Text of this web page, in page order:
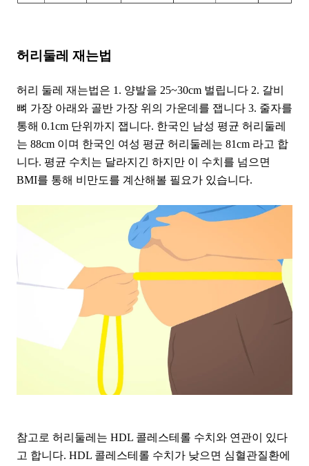
허리둘레 재는법
허리 둘레 재는법은 1. 양발을 25~30cm 벌립니다 2. 갈비
뼈 가장 아래와 골반 가장 위의 가운데를 잽니다 3. 줄자를
통해 0.1cm 단위까지 잽니다. 한국인 남성 평균 허리둘레
는 88cm 이며 한국인 여성 평균 허리둘레는 81cm 라고 합
니다. 평균 수치는 달라지긴 하지만 이 수치를 넘으면
BMI를 통해 비만도를 계산해볼 필요가 있습니다.
참고로 허리둘레는 HDL 콜레스테롤 수치와 연관이 있다
고 합니다. HDL 콜레스테롤 수치가 낮으면 심혈관질환에